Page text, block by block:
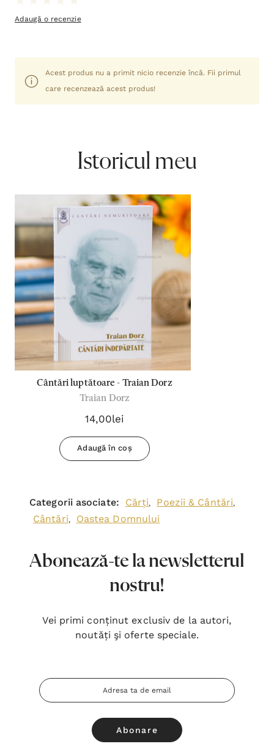
Adaugă o recenzie
Acest produs nu a primit nicio recenzie încă. Fii primul
care recenzează acest produs!
Istoricul meu
Cântări luptătoare - Traian Dorz
Traian Dorz
14,00lei
Adaugă în coș
Categorii asociate: Cărți, Poezii & Cântări,
Cântări, Oastea Domnului
Abonează-te la newsletterul
nostru!
Vei primi conținut exclusiv de la autori,
noutăți şi oferte speciale.
Adresa
Email